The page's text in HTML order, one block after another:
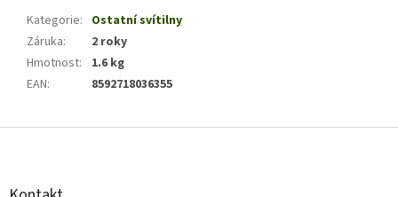
Kategorie: Ostatní svítilny
Záruka:
2 roky
Hmotnost:
1.6 kg
EAN: 8592718036355
Z